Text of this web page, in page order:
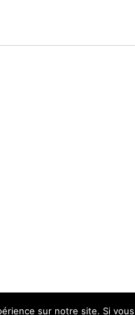
sur notre site. Si